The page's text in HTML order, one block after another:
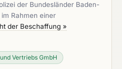
der Bundesländer Baden-
Rahmen einer
der Beschaffung »
Vertriebs GmbH